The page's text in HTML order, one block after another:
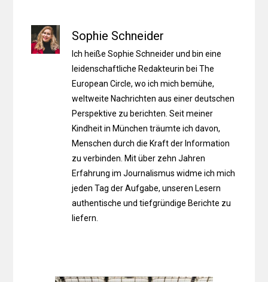
Sophie Schneider
Ich heiße Sophie Schneider und bin eine
leidenschaftliche Redakteurin bei The
European Circle, wo ich mich bemühe,
weltweite Nachrichten aus einer deutschen
Perspektive zu berichten. Seit meiner
Kindheit in München träumte ich davon,
Menschen durch die Kraft der Information
zu verbinden. Mit über zehn Jahren
Erfahrung im Journalismus widme ich mich
jeden Tag der Aufgabe, unseren Lesern
authentische und tiefgründige Berichte zu
liefern.